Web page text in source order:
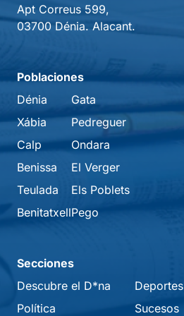
Apt Correus 599,
03700 Dénia. Alacant.
Poblaciones
Dénia
Xábia
Calp
Benissa
Teulada
Benitatxell
Gata
Pedreguer
Ondara
El Verger
Els Poblets
Pego
Secciones
Descubre el D*na
Política
Deportes
Sucesos